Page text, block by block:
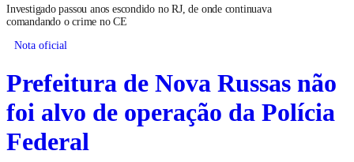
Investigado passou anos escondido no RJ, de onde continuava
comandando o crime no CE
Nota oficial
Prefeitura de Nova Russas não
foi alvo de operação da Polícia
Federal